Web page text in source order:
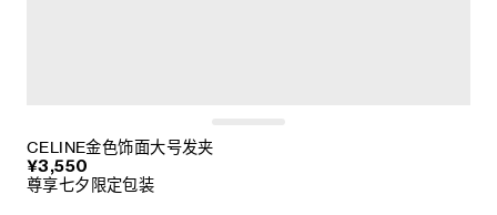
CELINE金色饰面大号发夹
¥3,550
尊享七夕限定包装